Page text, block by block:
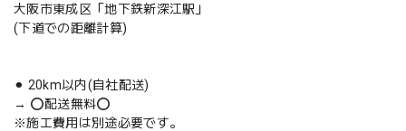
大阪市東成区「地下鉄新深江駅」
(下道での距離計算)
⚫︎ 20km以内(自社配送)
→ ⭕️配送無料⭕️
※施工費用は別途必要です。